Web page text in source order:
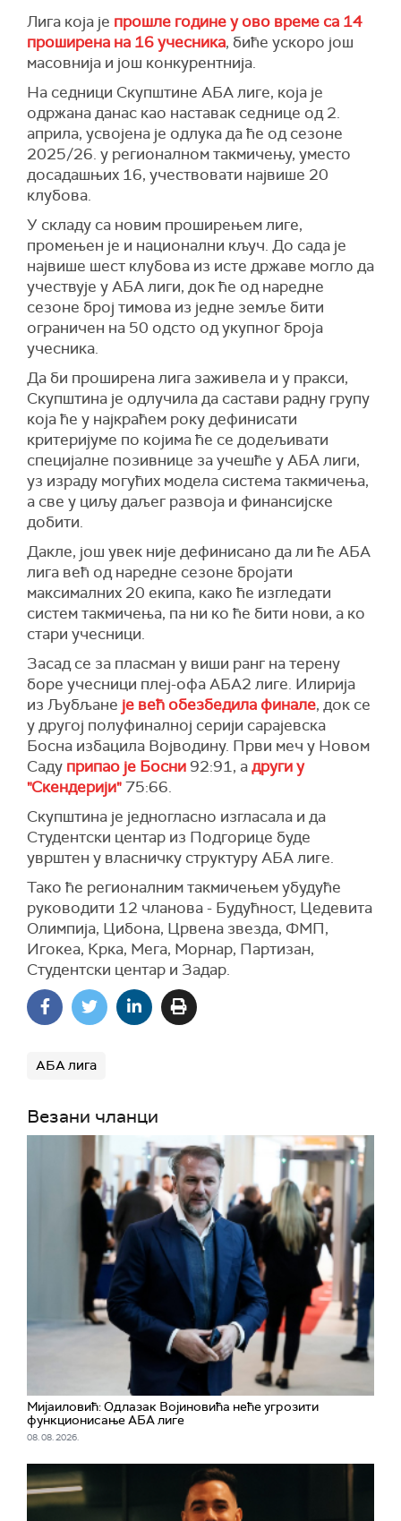
Лига која је прошле године у ово време са 14
проширена на 16 учесника, биће ускоро још
масовнија и још конкурентнија.
На седници Скупштине АБА лиге, која је
одржана данас као наставак седнице од 2.
априла, усвојена је одлука да ће од сезоне
2025/26. у регионалном такмичењу, уместо
досадашњих 16, учествовати највише 20
клубова.
У складу са новим проширењем лиге,
промењен је и национални кључ. До сада је
највише шест клубова из исте државе могло да
учествује у АБА лиги, док ће од наредне
сезоне број тимова из једне земље бити
ограничен на 50 одсто од укупног броја
учесника.
Да би проширена лига заживела и у пракси,
Скупштина је одлучила да састави радну групу
која ће у најкраћем року дефинисати
критеријуме по којима ће се додељивати
специјалне позивнице за учешће у АБА лиги,
уз израду могућих модела система такмичења,
а све у циљу даљег развоја и финансијске
добити.
Дакле, још увек није дефинисано да ли ће АБА
лига већ од наредне сезоне бројати
максималних 20 екипа, како ће изгледати
систем такмичења, па ни ко ће бити нови, а ко
стари учесници.
Засад се за пласман у виши ранг на терену
боре учесници плеј-офа АБА2 лиге. Илирија
из Љубљане је већ обезбедила финале, док се
у другој полуфиналној серији сарајевска
Босна избацила Војводину. Први меч у Новом
Саду припао је Босни 92:91, адруги у
"Скендерији"75:66.
Скупштина је једногласно изгласала и да
Студентски центар из Подгорице буде
уврштен у власничку структуру АБА лиге.
Тако ће регионалним такмичењем убудуће
руководити 12 чланова - Будућност, Цедевита
Олимпија, Цибона, Црвена звезда, ФМП,
Игокеа, Крка, Мега, Морнар, Партизан,
Студентски центар и Задар.
АБА лига
Везани чланци
Мијаиловић: Одлазак Војиновића неће угрозити
функционисање АБА лиге
08. 08. 2026.